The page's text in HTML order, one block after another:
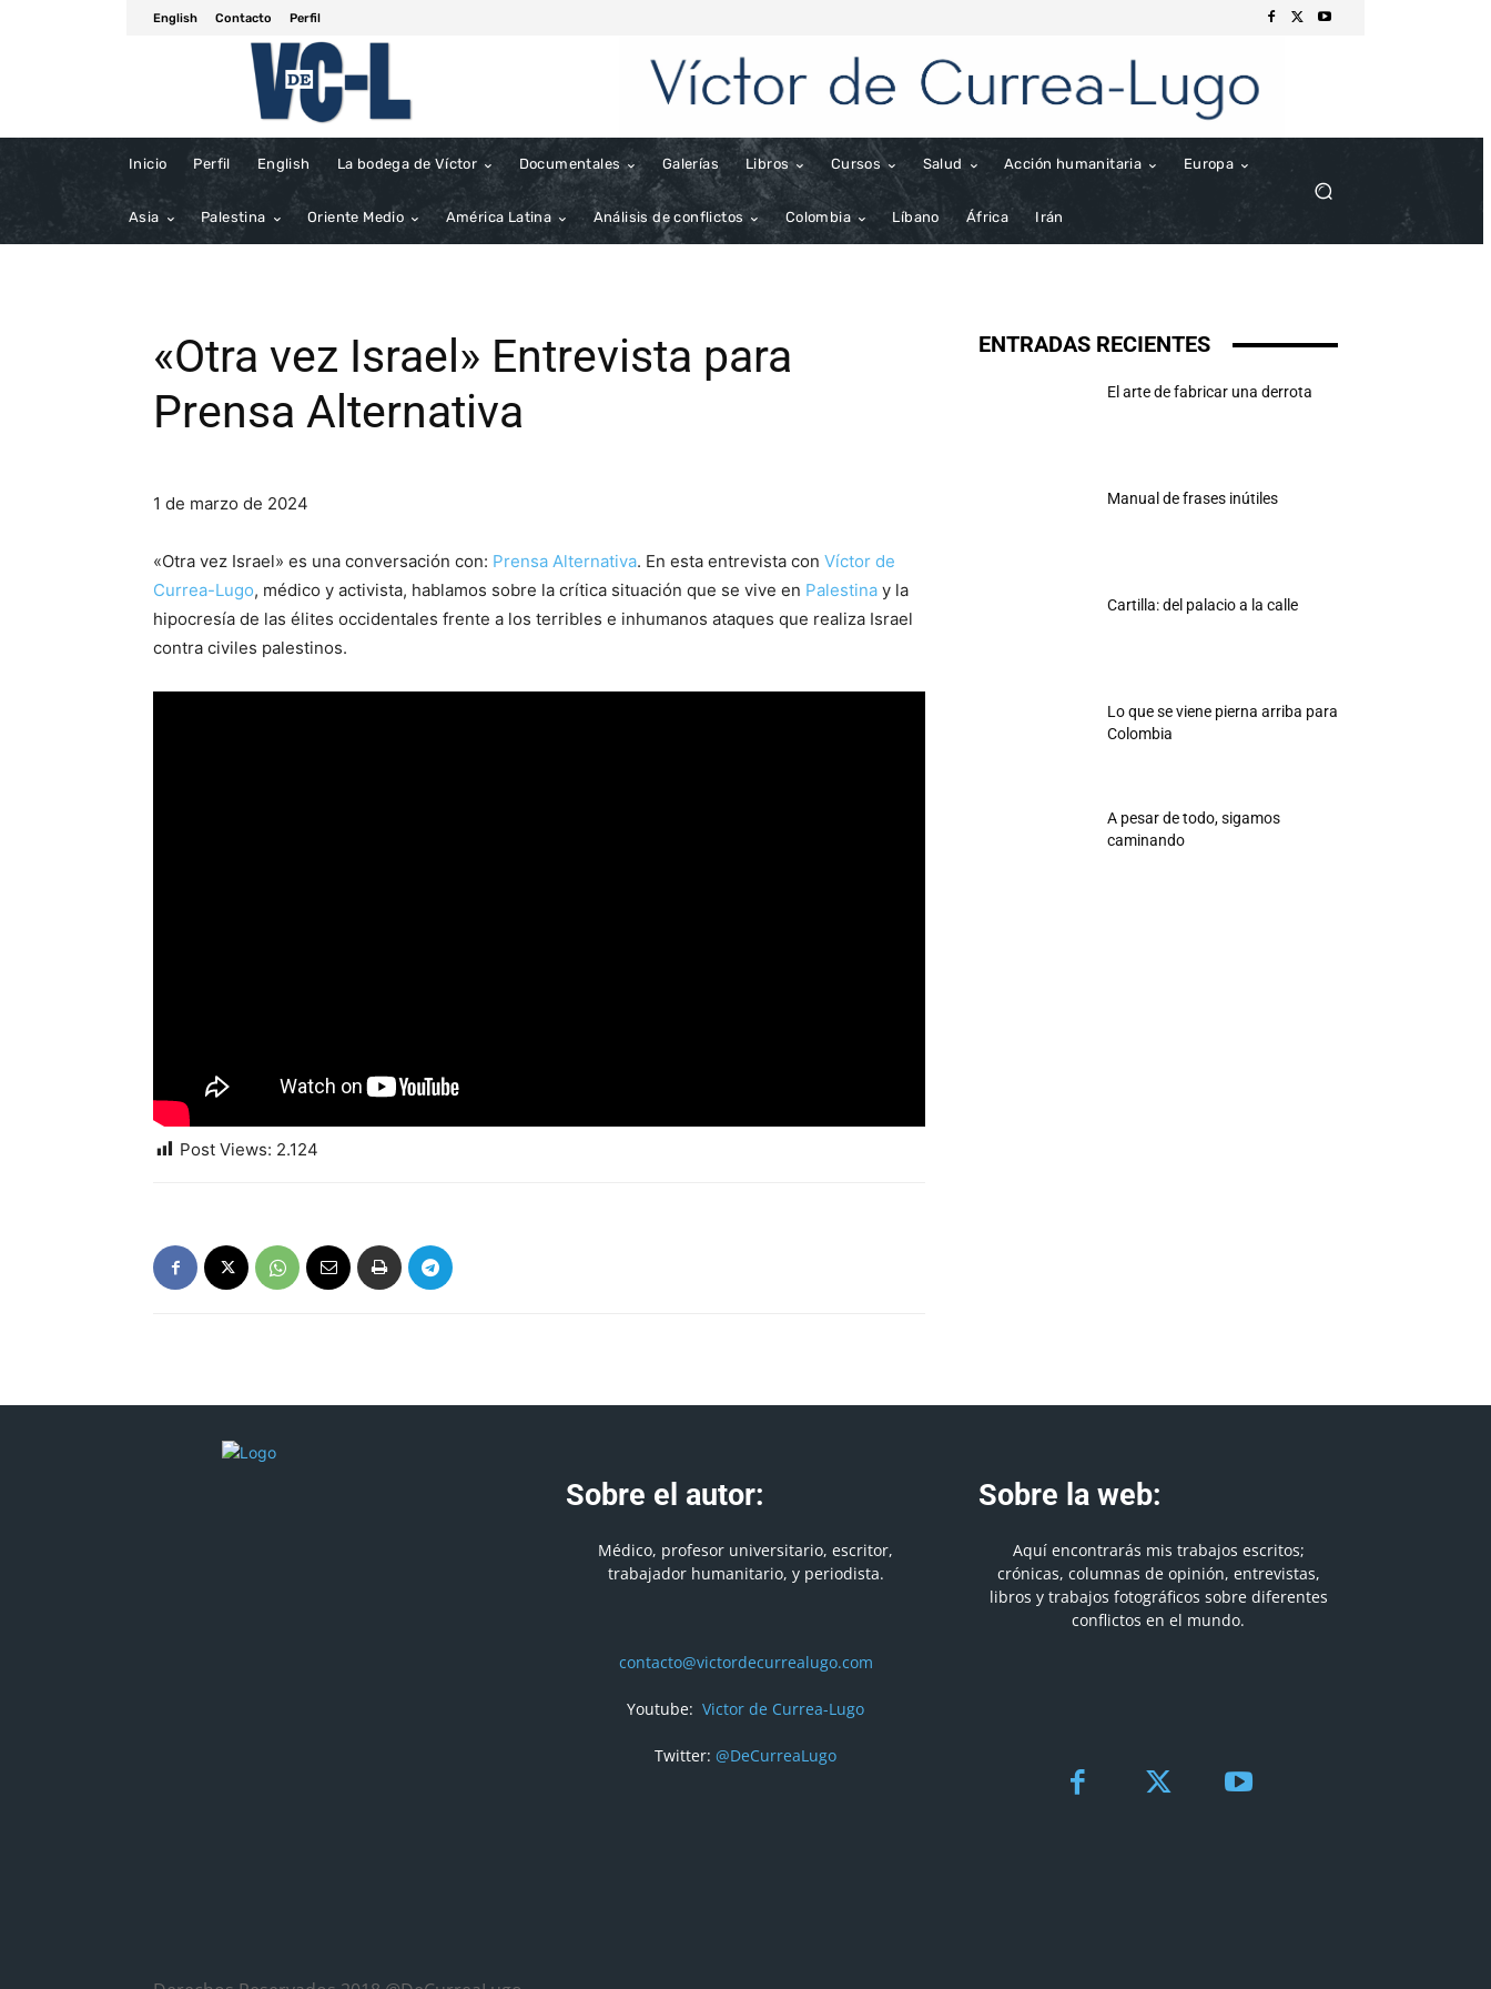
English Contacto Perfil
Inicio Perfil English La bodega de Víctor Documentales Galerías Libros Cursos Salud Acción humanitaria Europa
Asia Palestina Oriente Medio América Latina Análisis de conflictos Colombia Líbano África Irán
«Otra vez Israel» Entrevista para
Prensa Alternativa
1 de marzo de 2024
«Otra vez Israel» es una conversación con: Prensa Alternativa. En esta entrevista con Víctor de
Currea-Lugo, médico y activista, hablamos sobre la crítica situación que se vive en Palestina y la
hipocresía de las élites occidentales frente a los terribles e inhumanos ataques que realiza Israel
contra civiles palestinos.
Post Views: 2.124
ENTRADAS RECIENTES
El arte de fabricar una derrota
Manual de frases inútiles
Cartilla: del palacio a la calle
Lo que se viene pierna arriba para
Colombia
A pesar de todo, sigamos
caminando
Sobre el autor:
Médico, profesor universitario, escritor,
trabajador humanitario, y periodista.
contacto@victordecurrealugo.com
Youtube: Victor de Currea-Lugo
Twitter: @DeCurreaLugo
Sobre la web:
Aquí encontrarás mis trabajos escritos;
crónicas, columnas de opinión, entrevistas,
libros y trabajos fotográficos sobre diferentes
conflictos en el mundo.